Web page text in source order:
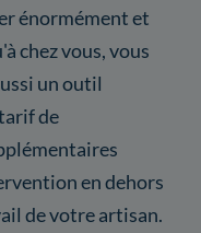
énormément et
chez vous, vous
un outil
de
en dehors
de votre artisan.